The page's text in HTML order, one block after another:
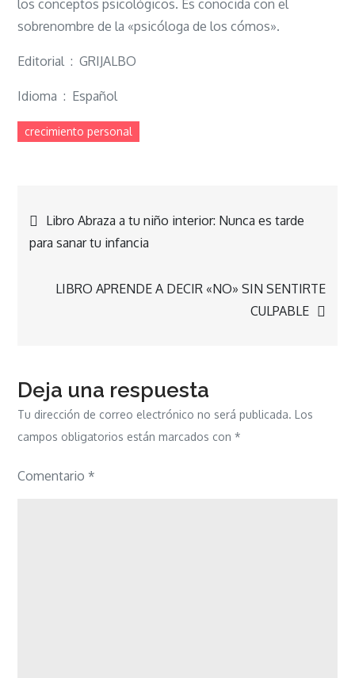
los conceptos psicológicos. Es conocida con el
sobrenombre de la «psicóloga de los cómos».
Editorial ‏ : ‎ GRIJALBO
Idioma ‏ : ‎ Español
crecimiento personal
Navegación
de
entradas
Libro Abraza a tu niño interior: Nunca es tarde
para sanar tu infancia
LIBRO APRENDE A DECIR «NO» SIN SENTIRTE
CULPABLE
Deja una respuesta
Tu dirección de correo electrónico no será publicada. Los
campos obligatorios están marcados con*
Comentario *